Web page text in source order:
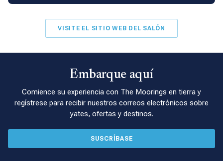
VISITE EL SITIO WEB DEL SALÓN
Embarque aquí
Comience su experiencia con The Moorings en tierra y
regístrese para recibir nuestros correos electrónicos sobre
yates, ofertas y destinos.
SUSCRÍBASE